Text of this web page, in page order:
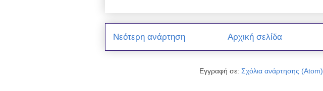
Νεότερη ανάρτηση Αρχική σελίδα
Εγγραφή σε: Σχόλια ανάρτησης (Atom)